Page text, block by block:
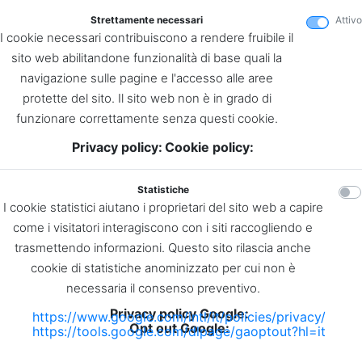
Strettamente necessari
I cookie necessari contribuiscono a rendere fruibile il
sito web abilitandone funzionalità di base quali la
navigazione sulle pagine e l'accesso alle aree
protette del sito. Il sito web non è in grado di
funzionare correttamente senza questi cookie.
Privacy policy: Cookie policy:
Attivo
Statistiche
I cookie statistici aiutano i proprietari del sito web a capire
come i visitatori interagiscono con i siti raccogliendo e
trasmettendo informazioni. Questo sito rilascia anche
cookie di statistiche anominizzato per cui non è
necessaria il consenso preventivo.
Privacy policy Google:
https://www.google.com/intl/it/policies/privacy/
Opt out Google:
https://tools.google.com/dlpage/gaoptout?hl=it